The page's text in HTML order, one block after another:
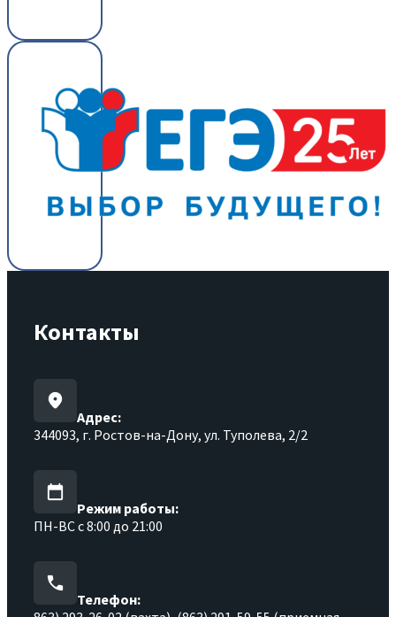
Контакты
Адрес:
344093, г. Ростов-на-Дону, ул. Туполева, 2/2
Режим работы:
ПН-ВС с 8:00 до 21:00
Телефон: